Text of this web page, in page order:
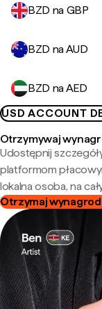
BZD na GBP
BZD na AUD
BZD na AED
USD ACCOUNT
Otrzymywaj
Udostępnij
platformom
lokalna osoba, na
Otrzymaj